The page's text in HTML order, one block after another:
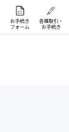
お手続き
フォーム
各種取引・
お手続き